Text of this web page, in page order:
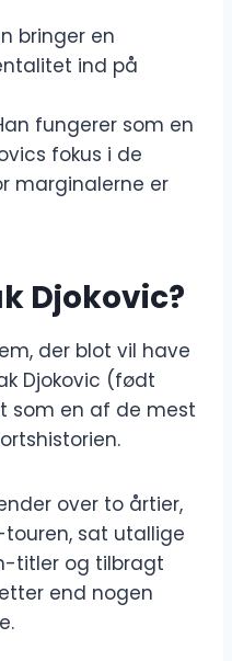
bringer en
ind på
fungerer som en
fokus i de
marginalerne er
Djokovic?
der blot vil have
Djokovic (født
som en af de mest
over to årtier,
sat utallige
titler og tilbragt
end nogen